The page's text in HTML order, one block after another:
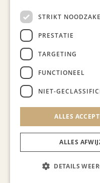
Recent nieuws
STRIKT
PRESTATIE
TARGETING
FUNCTIONEEL
NIET-
ALLES
ALLES
DETAILS